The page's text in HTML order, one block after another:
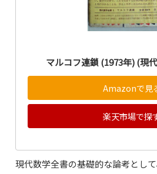
マルコフ連鎖 (1973年) (現
Amazonで見
楽天市場で探
現代数学全書の基礎的な論考とし